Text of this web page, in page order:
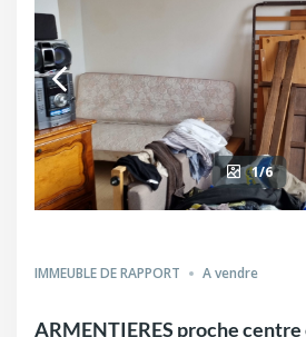
1/6
IMMEUBLE DE RAPPORT A vendre
ARMENTIERES proche centre